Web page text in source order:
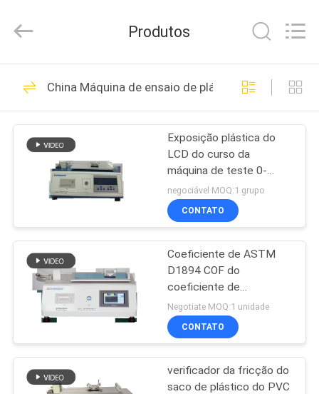
CASA
PRODUTOS
SOBRE
EXCURSÃO
FÁBRICA
DA
QUALIDADE
INSTRUMENT
CO.,LTD.
Reserved.
Máquinas de teste
universais
397
Equipamento de
teste da adesão da
casca
153
50
Produtos
China Máquina de ensaio de plástica
Exposição plástica do
LCD do curso da
máquina de teste 0-
150mm da fricção COF
negociável MOQ:1 grupo
CONTATO
Coeficiente de ASTM
D1894 COF do
coeficiente de
equipamento de testes
da fricção do verificador
da fricção
Negotiate MOQ:1 unidade
CONTATO
verificador da fricção do
saco de plástico do PVC